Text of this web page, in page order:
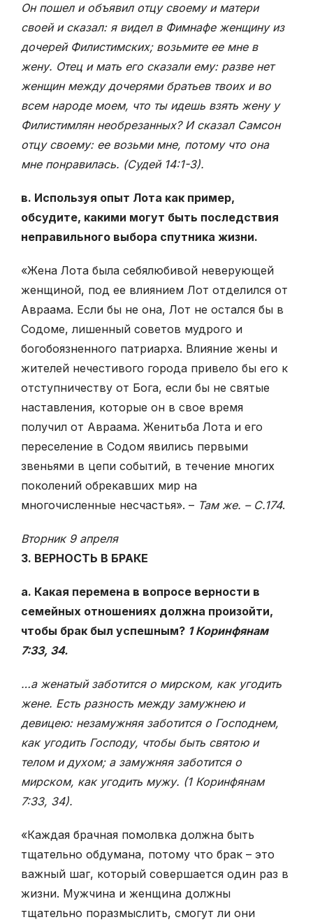
Он пошел и объявил отцу своему и матери
своей и сказал: я видел в Фимнафе женщину из
дочерей Филистимских; возьмите ее мне в
жену. Отец и мать его сказали ему: разве нет
женщин между дочерями братьев твоих и во
всем народе моем, что ты идешь взять жену у
Филистимлян необрезанных? И сказал Самсон
отцу своему: ее возьми мне, потому что она
мне понравилась. (Судей 14:1-3).
в. Используя опыт Лота как пример,
обсудите, какими могут быть последствия
неправильного выбора спутника жизни.
«Жена Лота была себялюбивой неверующей
женщиной, под ее влиянием Лот отделился от
Авраама. Если бы не она, Лот не остался бы в
Содоме, лишенный советов мудрого и
богобоязненного патриарха. Влияние жены и
жителей нечестивого города привело бы его к
отступничеству от Бога, если бы не святые
наставления, которые он в свое время
получил от Авраама. Женитьба Лота и его
переселение в Содом явились первыми
звеньями в цепи событий, в течение многих
поколений обрекавших мир на
многочисленные несчастья». – Там же. – С.174.
Вторник 9 апреля
3. ВЕРНОСТЬ В БРАКЕ
а. Какая перемена в вопросе верности в
семейных отношениях должна произойти,
чтобы брак был успешным? 1 Коринфянам
7:33, 34.
…а женатый заботится о мирском, как угодить
жене. Есть разность между замужнею и
девицею: незамужняя заботится о Господнем,
как угодить Господу, чтобы быть святою и
телом и духом; а замужняя заботится о
мирском, как угодить мужу. (1 Коринфянам
7:33, 34).
«Каждая брачная помолвка должна быть
тщательно обдумана, потому что брак – это
важный шаг, который совершается один раз в
жизни. Мужчина и женщина должны
тщательно поразмыслить, смогут ли они